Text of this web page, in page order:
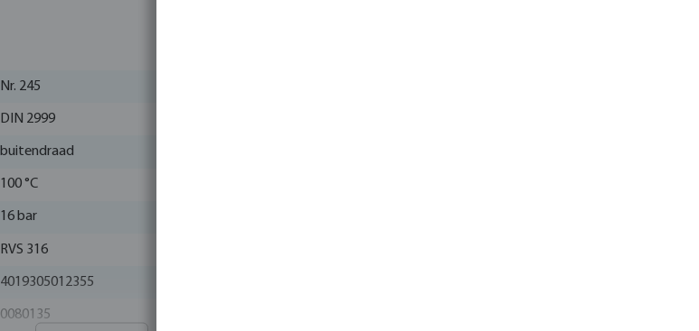
Nr. 245
DIN 2999
buitendraad
100 °C
16 bar
RVS 316
4019305012355
0080135